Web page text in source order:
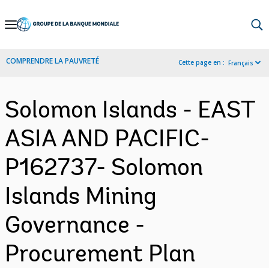
Skip
Navigation
COMPRENDRE LA PAUVRETÉ Cette page en : Français
Solomon Islands - EAST
ASIA AND PACIFIC-
P162737- Solomon
Islands Mining
Governance -
Procurement Plan